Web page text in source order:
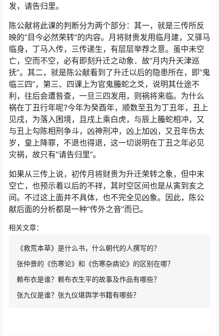
发，请告归里。
陈公献将此课的判断分为两个部分：其一，就是三传所反
映的“目今必然荣转”的内容。月将财贵发用临月建，又驿马
临身，丁马入传，三传递生，有层层举荐之意。虽中未空
亡，空而不空，必有即刻升迁之动象．故“月内升天津巡
抚”。其二，就是陈公献看到了升迁以后的隐患所在，即“鬼
临三四”，第三、四课上为官鬼螣蛇之爻，说明其仕途不
利，往后会遭咎查，一旦三四发用，则祸将来临。为什么
祸在丁丑行年呢?今年为癸酉年，顺数至丑为丁丑年，丑上
见戌，为落入困境，且戌上乘白虎，与辰上螣蛇相冲，又
与丑上勾陈相刑争斗，凶神刑冲，凶上加凶，又丑年伤太
岁，皇上降罪，不退也得退，这一切说明在丁丑之年必见
灾祸，故只有“请告归里”。
如果从三传上说，初传月将财贵为升迁荣转之象，但中末
空亡，也预示着以后的不祥，其时空区间也是从寅到亥之
间。不过这上面并不具体，也不完全见凶象。因此，陈公
献后面的分析都是一种“传外之音”而已。
相关文章：
《救荒本草》是什么书，什么朝代的人撰写的？
张仲景的《伤寒论》和《伤寒杂病论》的区别在哪？
赖布衣是谁？赖布衣生平的故事及作品有哪些？
张九仪是谁？张九仪堪舆学书籍有哪些？